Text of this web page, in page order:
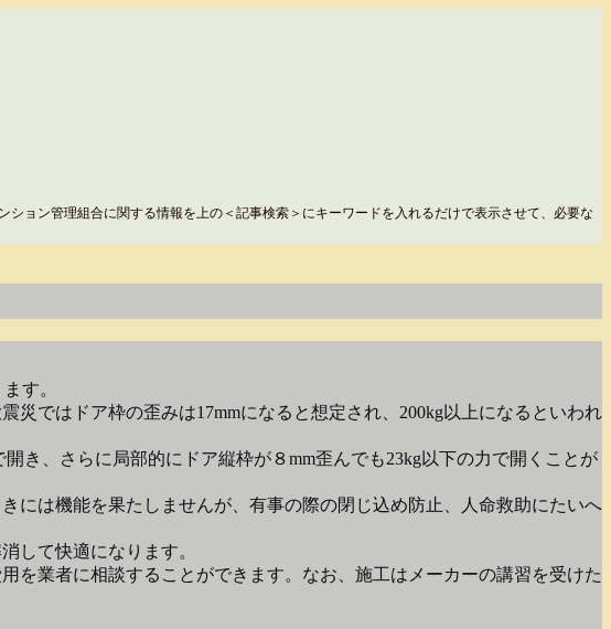
ョン管理組合に関する情報を上の＜記事検索＞にキーワードを入れるだけで表示させて、必要な
す。
災ではドア枠の歪みは17mmになると想定され、200kg以上になるといわれ
き、さらに局部的にドア縦枠が８mm歪んでも23kg以下の力で開くことが
には機能を果たしませんが、有事の際の閉じ込め防止、人命救助にたいへ
して快適になります。
を業者に相談することができます。なお、施工はメーカーの講習を受けた